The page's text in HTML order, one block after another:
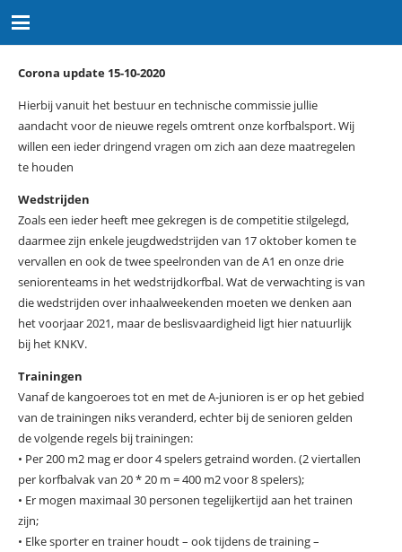
Corona update 15-10-2020
Hierbij vanuit het bestuur en technische commissie jullie
aandacht voor de nieuwe regels omtrent onze korfbalsport. Wij
willen een ieder dringend vragen om zich aan deze maatregelen
te houden
Wedstrijden
Zoals een ieder heeft mee gekregen is de competitie stilgelegd,
daarmee zijn enkele jeugdwedstrijden van 17 oktober komen te
vervallen en ook de twee speelronden van de A1 en onze drie
seniorenteams in het wedstrijdkorfbal. Wat de verwachting is van
die wedstrijden over inhaalweekenden moeten we denken aan
het voorjaar 2021, maar de beslisvaardigheid ligt hier natuurlijk
bij het KNKV.
Trainingen
Vanaf de kangoeroes tot en met de A-junioren is er op het gebied
van de trainingen niks veranderd, echter bij de senioren gelden
de volgende regels bij trainingen:
• Per 200 m2 mag er door 4 spelers getraind worden. (2 viertallen
per korfbalvak van 20 * 20 m = 400 m2 voor 8 spelers);
• Er mogen maximaal 30 personen tegelijkertijd aan het trainen
zijn;
• Elke sporter en trainer houdt – ook tijdens de training –